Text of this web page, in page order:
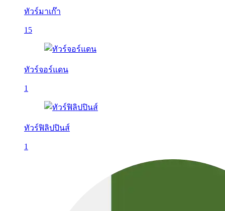
ทัวร์มาเก๊า
15
ทัวร์จอร์แดน
1
ทัวร์ฟิลิปปินส์
1